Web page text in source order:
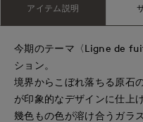
アイテム説明
今期のテーマ〈Ligne de
ション。
境界からこぼれ落ちる原石
が印象的なデザインに仕上
幾色もの色が溶け合うガラ